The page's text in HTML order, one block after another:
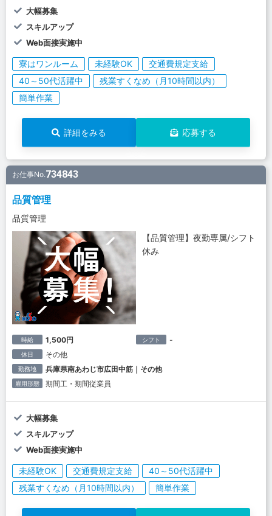
大幅募集
スキルアップ
Web面接実施中
寮はワンルーム 未経験OK
交通費規定支給
40～50代活躍中
残業すくなめ（月10時間以内）
簡単作業
詳細をみる 応募する
お仕事No.734843
品質管理
品質管理
【品質管理】夜勤専属/シフト
休み
時給 1,500円 シフト -
休日 その他
勤務地 兵庫県南あわじ市広田中筋｜その他
雇用形態 期間工・期間従業員
大幅募集
スキルアップ
Web面接実施中
未経験OK 交通費規定支給
40～50代活躍中
残業すくなめ（月10時間以内）
簡単作業